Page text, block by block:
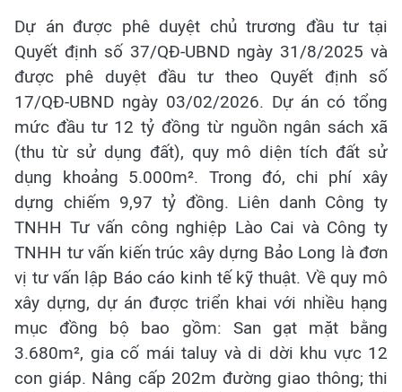
Dự án được phê duyệt chủ trương đầu tư tại
Quyết định số 37/QĐ-UBND ngày 31/8/2025 và
được phê duyệt đầu tư theo Quyết định số
17/QĐ-UBND ngày 03/02/2026. Dự án có tổng
mức đầu tư 12 tỷ đồng từ nguồn ngân sách xã
(thu từ sử dụng đất), quy mô diện tích đất sử
dụng khoảng 5.000m². Trong đó, chi phí xây
dựng chiếm 9,97 tỷ đồng. Liên danh Công ty
TNHH Tư vấn công nghiệp Lào Cai và Công ty
TNHH tư vấn kiến trúc xây dựng Bảo Long là đơn
vị tư vấn lập Báo cáo kinh tế kỹ thuật. Về quy mô
xây dựng, dự án được triển khai với nhiều hạng
mục đồng bộ bao gồm: San gạt mặt bằng
3.680m², gia cố mái taluy và di dời khu vực 12
con giáp. Nâng cấp 202m đường giao thông; thi